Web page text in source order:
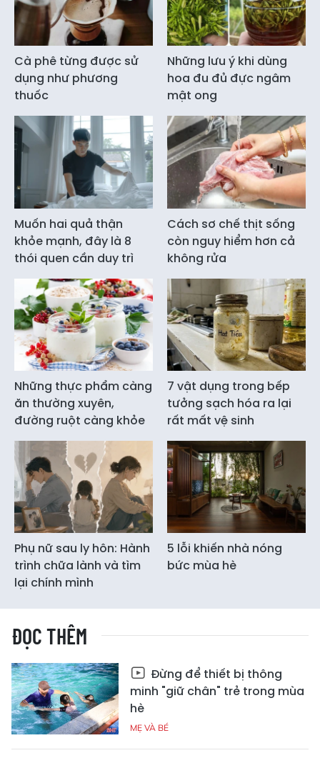
Cà phê từng được sử
dụng như phương
thuốc
Những lưu ý khi dùng
hoa đu đủ đực ngâm
mật ong
Muốn hai quả thận
khỏe mạnh, đây là 8
thói quen cần duy trì
Cách sơ chế thịt sống
còn nguy hiểm hơn cả
không rửa
Những thực phẩm càng
ăn thường xuyên,
đường ruột càng khỏe
7 vật dụng trong bếp
tưởng sạch hóa ra lại
rất mất vệ sinh
Phụ nữ sau ly hôn: Hành
trình chữa lành và tìm
lại chính mình
5 lỗi khiến nhà nóng
bức mùa hè
ĐỌC THÊM
Đừng để thiết bị thông
minh "giữ chân" trẻ trong mùa
hè
MẸ VÀ BÉ